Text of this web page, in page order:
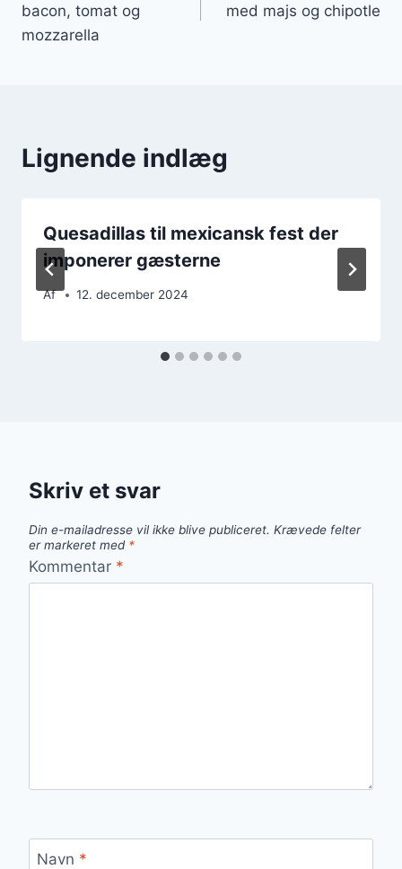
bacon, tomat og
mozzarella
med majs og chipotle
Lignende indlæg
Quesadillas til mexicansk fest der
imponerer gæsterne
Af 12. december 2024
Skriv et svar
Din e-mailadresse vil ikke blive publiceret. Krævede felter
er markeret med *
Kommentar *
Navn *